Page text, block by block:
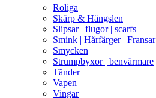
Roliga
Skärp & Hängslen
Slipsar | flugor | scarfs
Smink | Hårfärger | Fransar
Smycken
Strumpbyxor | benvärmare
Tänder
Vapen
Vingar